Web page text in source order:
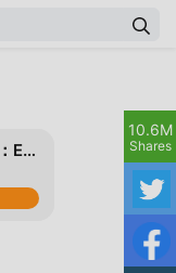
Monster Maidens：Edenfall
10.6M
Shares